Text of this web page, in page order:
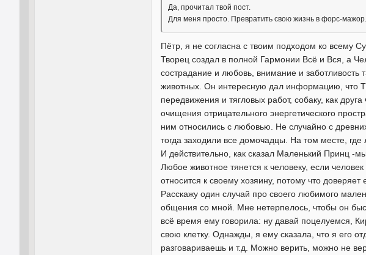
Да, прочитал твой пост.
Для меня просто. Превратить свою жизнь в форс-
Пётр, я не согласна с твоим подходом ко всему
Творец создал в полной Гармонии Всё и Вся, а
сострадание и любовь, внимание и
животных. Он интересную дал информацию, что
передвижения и тягловых работ, собаку, как
очищения отрицательного энергетического
ним относились с любовью. Не случайно с
тогда заходили все домочадцы. На том месте, где
И действительно, как сказал Маленький Принц -мы
Любое животное тянется к человеку, если
относится к своему хозяину, потому что
Расскажу один случай про своего любимого
общения со мной. Мне нетерпелось, чтобы он
всё время ему говорила: ну давай поцелуемся,
свою клетку. Однажды, я ему сказала, что я его
разговариваешь и т.д. Можно верить, можно не